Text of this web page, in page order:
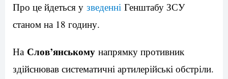
Про це йдеться у зведенні Генштабу ЗСУ
станом на 18 годину.
На Слов’янському напрямку противник
здійснював систематичні артилерійські обстріли.